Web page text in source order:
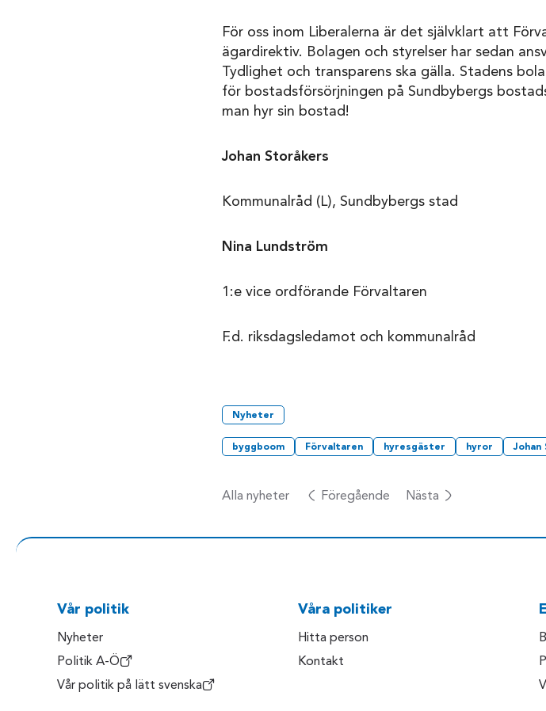
För oss inom Liberalerna är det självklart att
ägardirektiv. Bolagen och styrelser har sedan
Tydlighet och transparens ska gälla. Stadens
för bostadsförsörjningen på Sundbybergs
man hyr sin bostad!
Johan Storåkers
Kommunalråd (L), Sundbybergs stad
Nina Lundström
1:e vice ordförande Förvaltaren
F.d. riksdagsledamot och kommunalråd
Nyheter
byggboom Förvaltaren hyresgäster hyror Johan
Alla nyheter Föregående Nästa
Vår politik
Nyheter
Politik A-Ö
Vår politik på lätt svenska
Våra politiker
Hitta person
Kontakt